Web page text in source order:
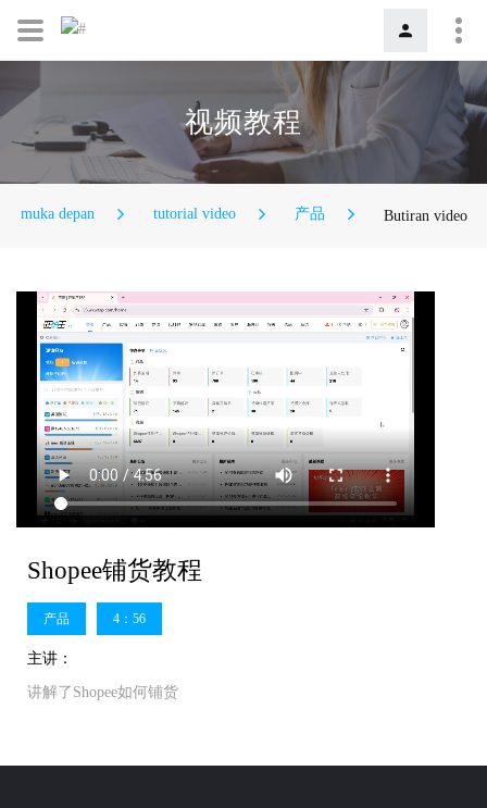
视频教程
muka depan tutorial video 产品 Butiran video
Shopee铺货教程
产品 4：56
主讲：
讲解了Shopee如何铺货